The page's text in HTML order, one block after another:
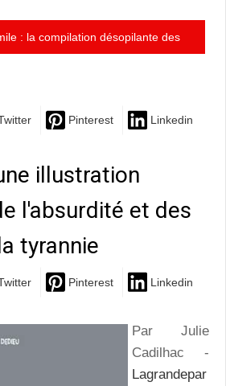
: la compilation désopilante des
Pinterest Linkedin
illustration
l'absurdité et des
tyrannie
Pinterest Linkedin
Par Julie
Cadilhac -
Lagrandepar